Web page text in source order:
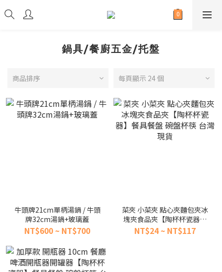
鍋具/餐廚五金/托盤
商品排序 每頁顯示 24 個
牛頭牌21cm單柄湯鍋 / 牛頭
牌32cm湯鍋+玻璃蓋
NT$600 ~ NT$700
菜夾 小菜夾 點心夾麵包夾冰
塊夾食品夾【陶杯杯瓷器】
餐具餐盤 碗盤杯筷 台灣現貨
NT$24 ~ NT$117